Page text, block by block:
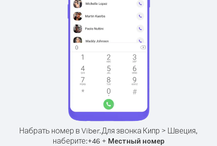
Набрать номер в Viber.Для звонка Кипр > Швеция,
наберите:+46 + Местный номер